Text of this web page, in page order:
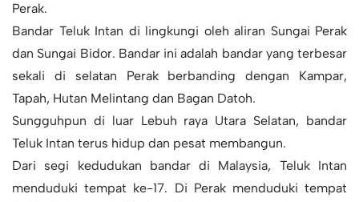
Perak.
Bandar Teluk Intan di lingkungi oleh aliran Sungai Perak
dan Sungai Bidor. Bandar ini adalah bandar yang terbesar
sekali di selatan Perak berbanding dengan Kampar,
Tapah, Hutan Melintang dan Bagan Datoh.
Sungguhpun di luar Lebuh raya Utara Selatan, bandar
Teluk Intan terus hidup dan pesat membangun.
Dari segi kedudukan bandar di Malaysia, Teluk Intan
menduduki tempat ke-17. Di Perak menduduki tempat